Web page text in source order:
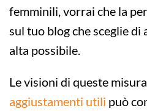
femminili, vorrai che la
sul tuo blog che sceglie di
alta possibile.
Le visioni di queste
aggiustamenti utili può